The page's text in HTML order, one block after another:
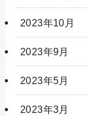
2023年10月
2023年9月
2023年5月
2023年3月